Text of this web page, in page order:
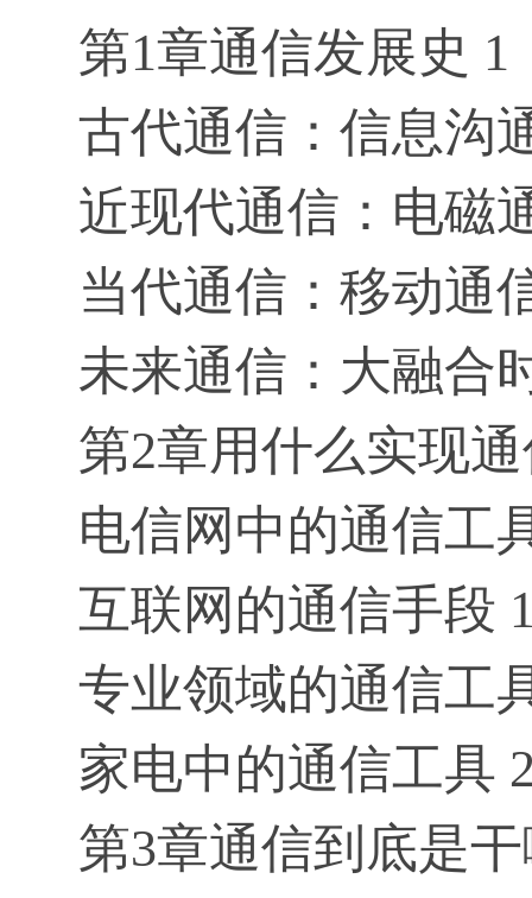
第1章通信发展史 1
古代通信：信息沟
近现代通信：电磁
当代通信：移动通
未来通信：大融合
第2章用什么实现通
电信网中的通信工
互联网的通信手段
专业领域的通信工
家电中的通信工具
第3章通信到底是